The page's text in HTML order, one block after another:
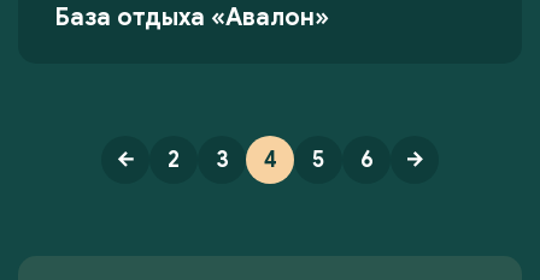
База отдыха «Авалон»
2 3 4 5 6